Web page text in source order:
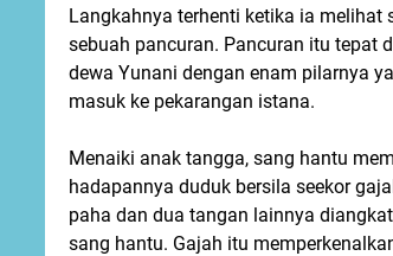
Langkahnya terhenti ketika ia melihat
sebuah pancuran. Pancuran itu tepat
dewa Yunani dengan enam pilarnya
masuk ke pekarangan istana.
Menaiki anak tangga, sang hantu
hadapannya duduk bersila seekor
paha dan dua tangan lainnya
sang hantu. Gajah itu